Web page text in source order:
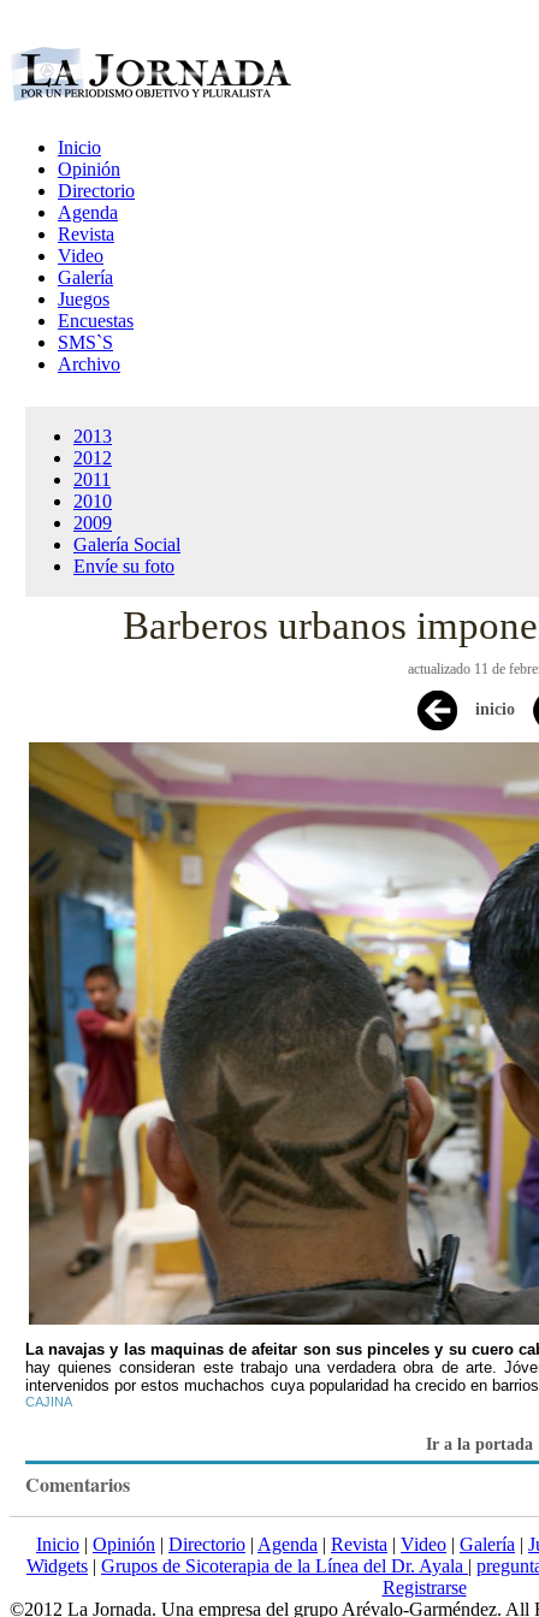
Inicio
Opinión
Directorio
Agenda
Revista
Video
Galería
Juegos
Encuestas
SMS`S
Archivo
2013
2012
2011
2010
2009
Galería Social
Envíe su foto
Barberos urbanos
actualizado 11 de
inicio
La navajas y las maquinas de afeitar son sus pinceles y su cuero
hay quienes consideran este trabajo una verdadera obra de arte.
intervenidos por estos muchachos cuya popularidad ha crecido en
CAJINA
Ir a la portada
Comentarios
Inicio | Opinión | Directorio | Agenda | Revista | Video | Galería |
Widgets | Grupos de Sicoterapia de la Línea del Dr. Ayala |
Registrarse
©2012 La Jornada. Una empresa del grupo Arévalo-Garméndez. All